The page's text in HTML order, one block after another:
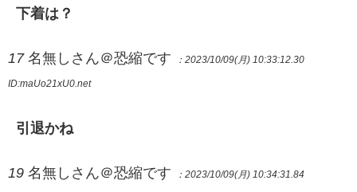
下着は？
17 名無しさん＠恐縮です ：2023/10/09(月) 10:33:12.30
ID:maUo21xU0.net
引退かね
19 名無しさん＠恐縮です ：2023/10/09(月) 10:34:31.84